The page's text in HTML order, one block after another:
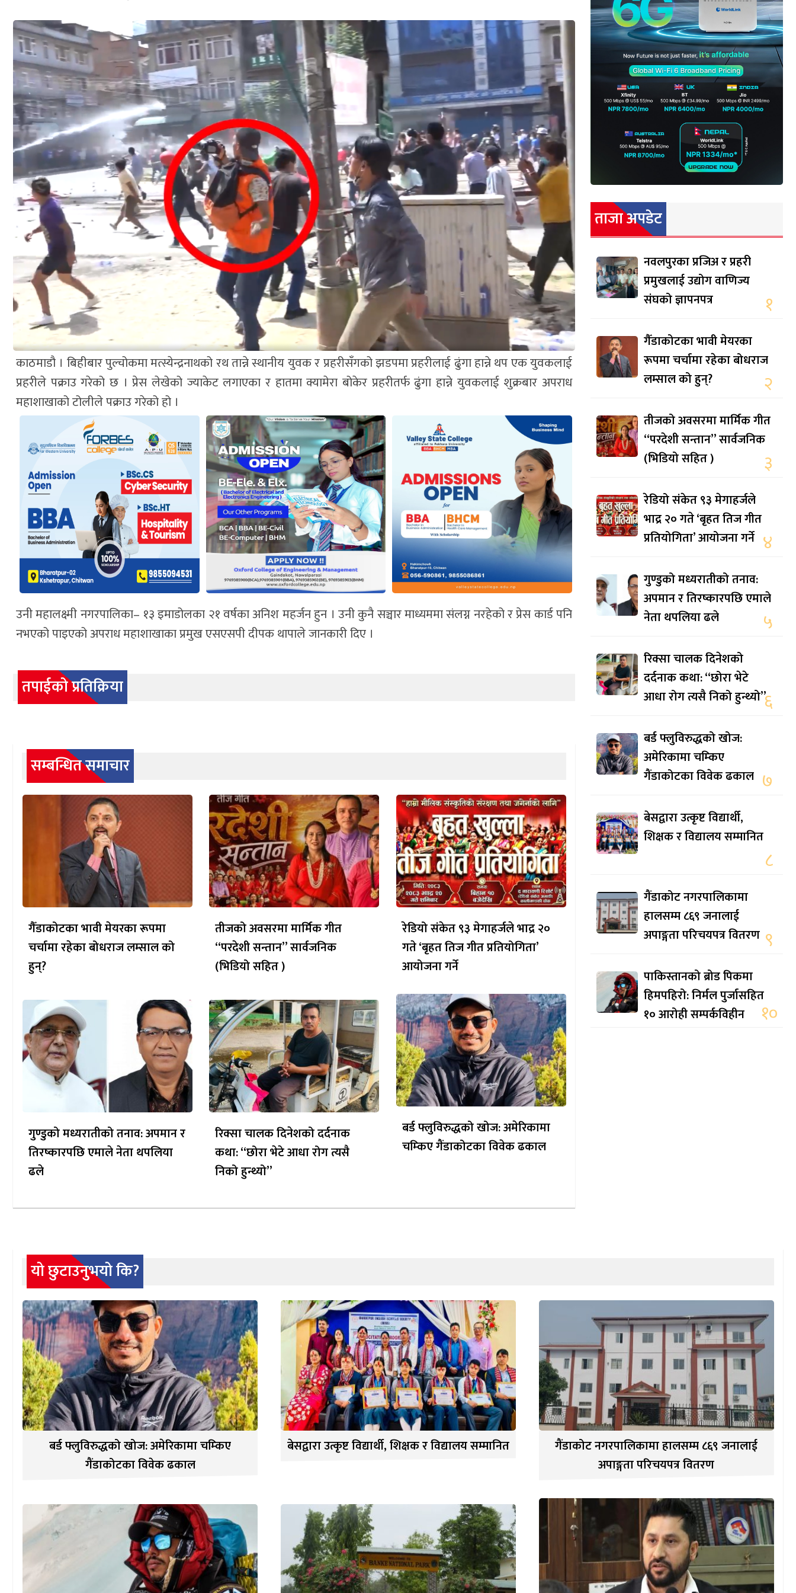
काठमाडौ । बिहीबार पुल्चोकमा मत्स्येन्द्रनाथको रथ तान्ने स्थानीय युवक र प्रहरीसँगको झडपमा प्रहरीलाई ढुंगा हान्ने थप एक युवकलाई
प्रहरीले पक्राउ गरेको छ । प्रेस लेखेको ज्याकेट लगाएका र हातमा क्यामेरा बोकेर प्रहरीतर्फ ढुंगा हान्ने युवकलाई शुक्रबार अपराध
महाशाखाको टोलीले पक्राउ गरेको हो ।
उनी महालक्ष्मी नगरपालिका– १३ इमाडोलका २१ वर्षका अनिश महर्जन हुन । उनी कुनै सञ्चार माध्यममा संलग्न नरहेको र प्रेस कार्ड पनि
नभएको पाइएको अपराध महाशाखाका प्रमुख एसएसपी दीपक थापाले जानकारी दिए ।
तपाईको प्रतिक्रिया
सम्बन्धित समाचार
गैँडाकोटका भावी मेयरका रूपमा
चर्चामा रहेका बोधराज लम्साल को
हुन्?
तीजको अवसरमा मार्मिक गीत
“परदेशी सन्तान” सार्वजनिक
(भिडियो सहित )
रेडियो संकेत ९३ मेगाहर्जले भाद्र २०
गते ‘बृहत तिज गीत प्रतियोगिता’
आयोजना गर्ने
गुण्डुको मध्यरातीको तनाव: अपमान र
तिरष्कारपछि एमाले नेता थपलिया
ढले
रिक्सा चालक दिनेशको दर्दनाक
कथा: “छोरा भेटे आधा रोग त्यसै
निको हुन्थ्यो”
बर्ड फ्लुविरुद्धको खोज: अमेरिकामा
चम्किए गैंडाकोटका विवेक ढकाल
ताजा अपडेट
नवलपुरका प्रजिअ र प्रहरी
प्रमुखलाई उद्योग वाणिज्य
संघको ज्ञापनपत्र
१
गैँडाकोटका भावी मेयरका
रूपमा चर्चामा रहेका बोधराज
लम्साल को हुन्?
२
तीजको अवसरमा मार्मिक गीत
“परदेशी सन्तान” सार्वजनिक
(भिडियो सहित )
३
रेडियो संकेत ९३ मेगाहर्जले
भाद्र २० गते ‘बृहत तिज गीत
प्रतियोगिता’ आयोजना गर्ने ४
गुण्डुको मध्यरातीको तनाव:
अपमान र तिरष्कारपछि एमाले
नेता थपलिया ढले
५
रिक्सा चालक दिनेशको
दर्दनाक कथा: “छोरा भेटे
आधा रोग त्यसै निको हुन्थ्यो”६
बर्ड फ्लुविरुद्धको खोज:
अमेरिकामा चम्किए
गैंडाकोटका विवेक ढकाल ७
बेसद्वारा उत्कृष्ट विद्यार्थी,
शिक्षक र विद्यालय सम्मानित
८
गैंडाकोट नगरपालिकामा
हालसम्म ८६९ जनालाई
अपाङ्गता परिचयपत्र वितरण ९
पाकिस्तानको ब्रोड पिकमा
हिमपहिरो: निर्मल पुर्जासहित
१० आरोही सम्पर्कविहीन
१०
यो छुटाउनुभयो कि?
बर्ड फ्लुविरुद्धको खोज: अमेरिकामा चम्किए
गैंडाकोटका विवेक ढकाल
बेसद्वारा उत्कृष्ट विद्यार्थी, शिक्षक र विद्यालय सम्मानित
गैंडाकोट नगरपालिकामा हालसम्म ८६९ जनालाई
अपाङ्गता परिचयपत्र वितरण